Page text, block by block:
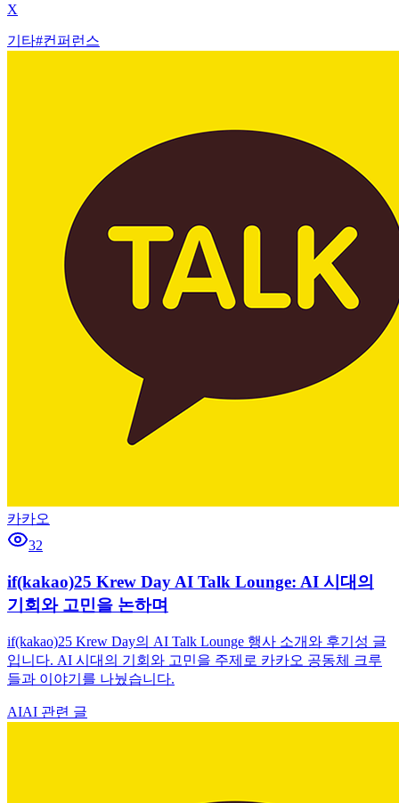
X
기타#컨퍼런스
카카오
32
if(kakao)25 Krew Day AI Talk Lounge: AI 시대의
기회와 고민을 논하며
if(kakao)25 Krew Day의 AI Talk Lounge 행사 소개와 후기성 글
입니다. AI 시대의 기회와 고민을 주제로 카카오 공동체 크루
들과 이야기를 나눴습니다.
AIAI 관련 글